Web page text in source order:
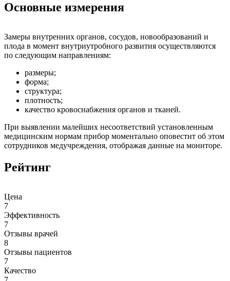
Основные измерения
Замеры внутренних органов, сосудов, новообразований и
плода в момент внутриутробного развития осуществляются
по следующим направлениям:
размеры;
форма;
структура;
плотность;
качество кровоснабжения органов и тканей.
При выявлении малейших несоответствий установленным
медицинским нормам прибор моментально оповестит об этом
сотрудников медучреждения, отображая данные на мониторе.
Рейтинг
Цена
7
Эффективность
7
Отзывы врачей
8
Отзывы пациентов
7
Качество